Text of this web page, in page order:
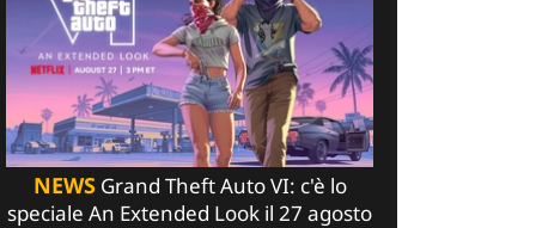
NEWSGrand Theft Auto VI: c'è lo
speciale An Extended Look il 27 agosto